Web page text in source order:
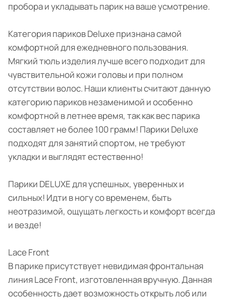
пробора и укладывать парик на ваше усмотрение.
Категория париков Deluxe признана самой
комфортной для ежедневного пользования.
Мягкий тюль изделия лучше всего подходит для
чувствительной кожи головы и при полном
отсутствии волос. Наши клиенты считают данную
категорию париков незаменимой и особенно
комфортной в летнее время, так как вес парика
составляет не более 100 грамм! Парики Deluxe
подходят для занятий спортом, не требуют
укладки и выглядят естественно!
Парики DELUXE для успешных, уверенных и
сильных! Идти в ногу со временем, быть
неотразимой, ощущать легкость и комфорт всегда
и везде!
Lace Front
В парике присутствует невидимая фронтальная
линия Lace Front, изготовленная вручную. Данная
особенность дает возможность открыть лоб или